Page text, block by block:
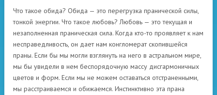
Что такое обида? Обида — это перегрузка пранической силы,
тонкой энергии. Что такое любовь? Любовь — это текущая и
незаполненная праническая сила. Когда кто-то проявляет к нам
несправедливость, он дает нам конгломерат скопившейся
праны. Если бы мы могли взглянуть на него в астральном мире,
мы бы увидели в нем беспорядочную массу дисгармоничных
цветов и форм. Если мы не можем оставаться отстраненными,
мы расстраиваемся и обижаемся. Инстинктивно эта прана